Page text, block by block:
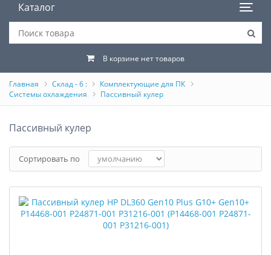
Каталог
В корзине нет товаров
Главная Склад - 6 :
Комплектующие для ПК
Системы охлаждения
Пассивный кулер
Пассивный кулер
Сортировать по